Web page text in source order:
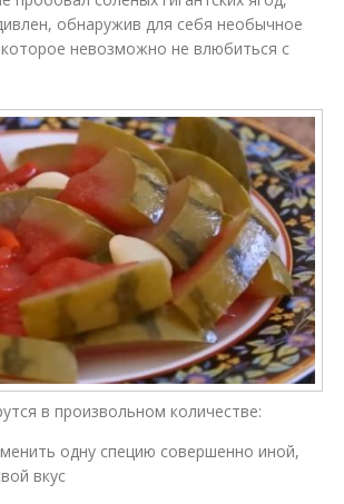
обнаружив для себя необычное
невозможно не влюбиться с
в произвольном количестве:
одну специю совершенно иной,
вкус